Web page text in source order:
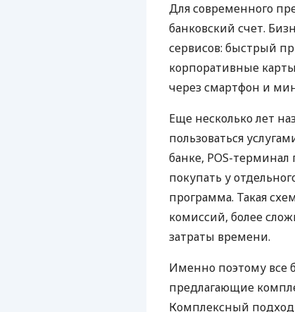
Для современного
банковский счет.
сервисов: быстрый
корпоративные
через смартфон и
Еще несколько лет
пользоваться
банке, POS-
покупать у
программа. Такая
комиссий, более
затраты времени.
Именно поэтому все
предлагающие
Комплексный подход